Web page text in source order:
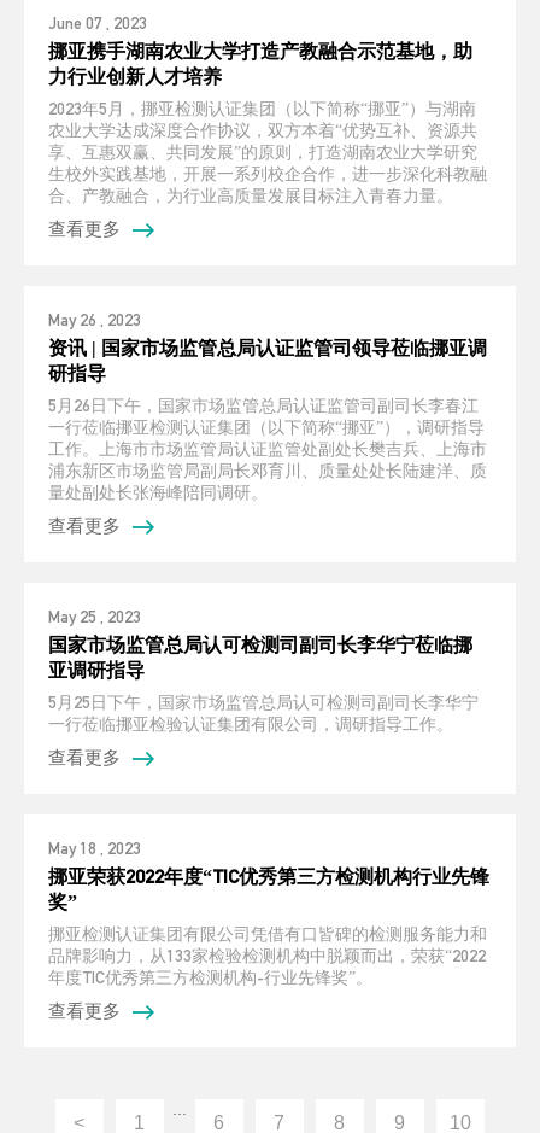
June 07 , 2023
挪亚携手湖南农业大学打造产教融合示范基地，助
力行业创新人才培养
2023年5月，挪亚检测认证集团（以下简称“挪亚”）与湖南
农业大学达成深度合作协议，双方本着“优势互补、资源共
享、互惠双赢、共同发展”的原则，打造湖南农业大学研究
生校外实践基地，开展一系列校企合作，进一步深化科教融
合、产教融合，为行业高质量发展目标注入青春力量。
查看更多
May 26 , 2023
资讯 | 国家市场监管总局认证监管司领导莅临挪亚调
研指导
5月26日下午，国家市场监管总局认证监管司副司长李春江
一行莅临挪亚检测认证集团（以下简称“挪亚”），调研指导
工作。上海市市场监管局认证监管处副处长樊吉兵、上海市
浦东新区市场监管局副局长邓育川、质量处处长陆建洋、质
量处副处长张海峰陪同调研。
查看更多
May 25 , 2023
国家市场监管总局认可检测司副司长李华宁莅临挪
亚调研指导
5月25日下午，国家市场监管总局认可检测司副司长李华宁
一行莅临挪亚检验认证集团有限公司，调研指导工作。
查看更多
May 18 , 2023
挪亚荣获2022年度“TIC优秀第三方检测机构行业先锋
奖”
挪亚检测认证集团有限公司凭借有口皆碑的检测服务能力和
品牌影响力，从133家检验检测机构中脱颖而出，荣获“2022
年度TIC优秀第三方检测机构-行业先锋奖”。
查看更多
< 1 6 7 8 9 10